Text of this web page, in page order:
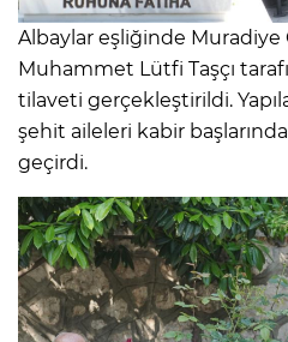
Albaylar eşliğinde Muradiye
Muhammet Lütfi Taşçı
tilaveti gerçekleştirildi.
şehit aileleri kabir
geçirdi.